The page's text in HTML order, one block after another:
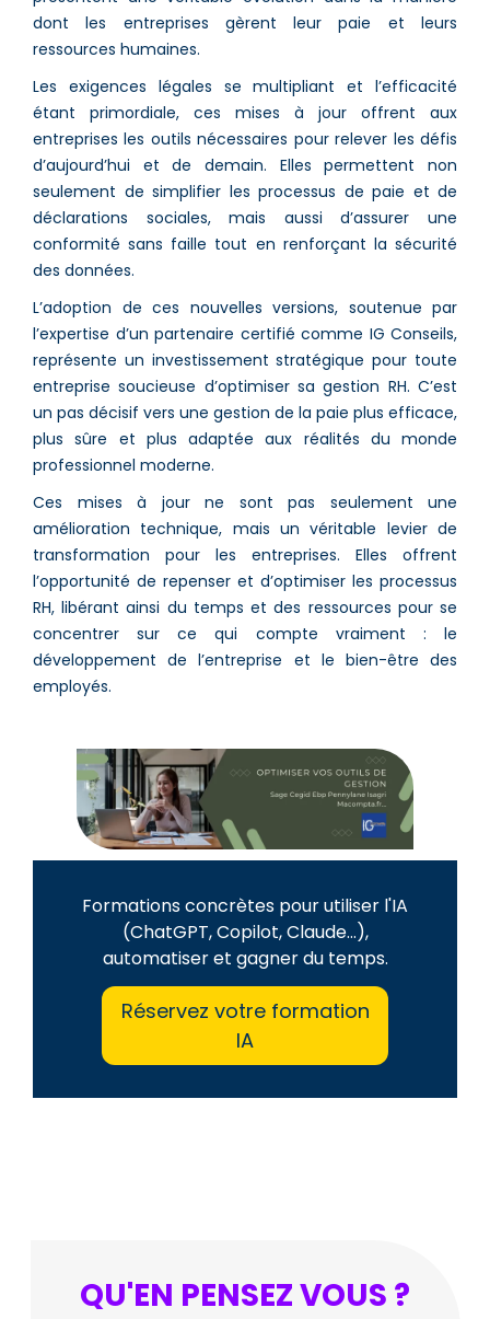
dont les entreprises gèrent leur paie et leurs
ressources humaines.
Les exigences légales se multipliant et l’efficacité
étant primordiale, ces mises à jour offrent aux
entreprises les outils nécessaires pour relever les défis
d’aujourd’hui et de demain. Elles permettent non
seulement de simplifier les processus de paie et de
déclarations sociales, mais aussi d’assurer une
conformité sans faille tout en renforçant la sécurité
des données.
L’adoption de ces nouvelles versions, soutenue par
l’expertise d’un partenaire certifié comme IG Conseils,
représente un investissement stratégique pour toute
entreprise soucieuse d’optimiser sa gestion RH. C’est
un pas décisif vers une gestion de la paie plus efficace,
plus sûre et plus adaptée aux réalités du monde
professionnel moderne.
Ces mises à jour ne sont pas seulement une
amélioration technique, mais un véritable levier de
transformation pour les entreprises. Elles offrent
l’opportunité de repenser et d’optimiser les processus
RH, libérant ainsi du temps et des ressources pour se
concentrer sur ce qui compte vraiment : le
développement de l’entreprise et le bien-être des
employés.
Formations concrètes pour utiliser l'IA
(ChatGPT, Copilot, Claude...),
automatiser et gagner du temps.
Réservez votre formation
IA
QU'EN PENSEZ VOUS ?